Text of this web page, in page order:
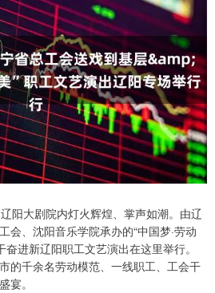
阳大剧院内灯火辉煌、掌声如潮。由辽
会、沈阳音乐学院承办的“中国梦·劳动
进新辽阳职工文艺演出在这里举行。
的千余名劳动模范、一线职工、工会干
宴。